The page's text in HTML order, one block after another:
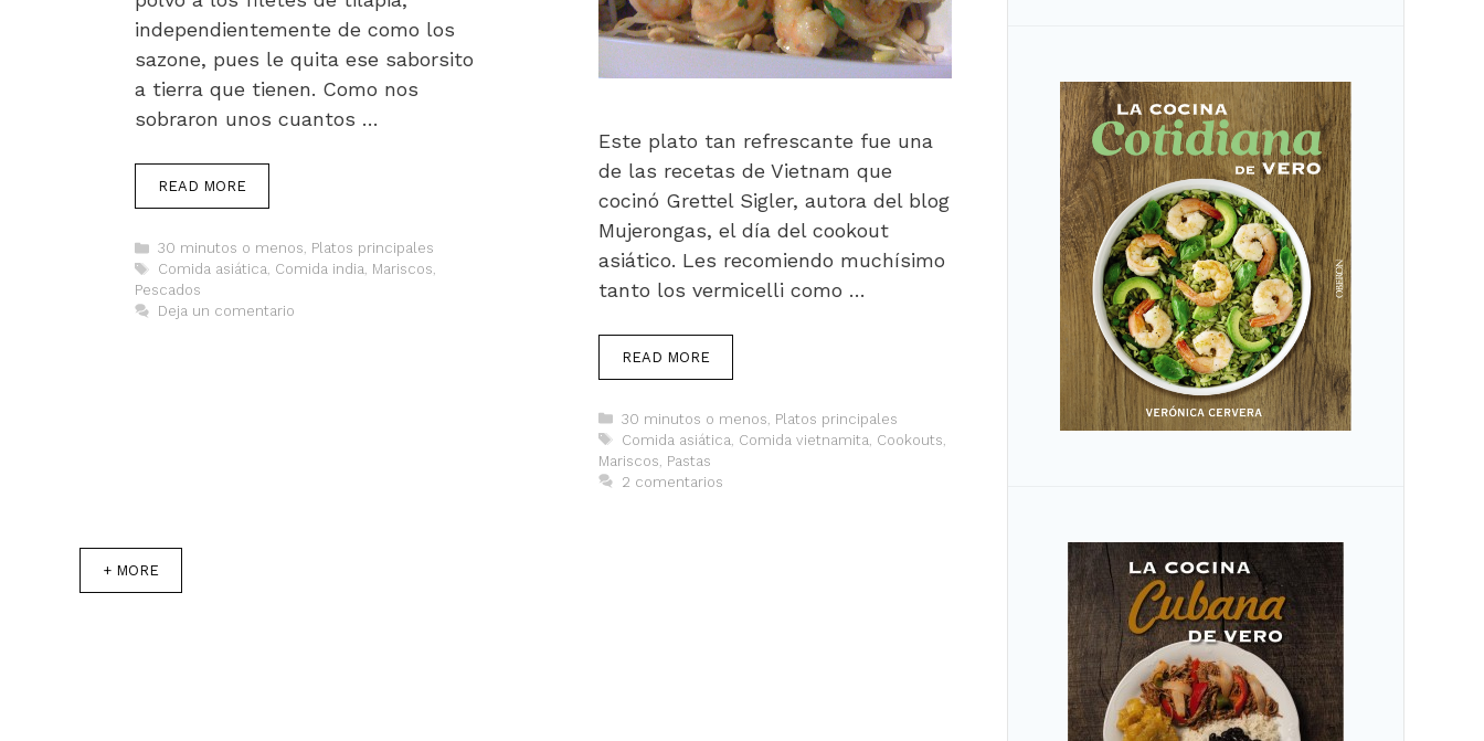
independientemente de como los
sazone, pues le quita ese saborsito
a tierra que tienen. Como nos
sobraron unos cuantos …
READ MORE
Categorías
30 minutos o menos, Platos principales
Etiquetas
Comida asiática, Comida india, Mariscos,
Pescados
Deja un comentario
Este plato tan refrescante fue una
de las recetas de Vietnam que
cocinó Grettel Sigler, autora del blog
Mujerongas, el día del cookout
asiático. Les recomiendo muchísimo
tanto los vermicelli como …
READ MORE
Categorías
30 minutos o menos Platos principales
Etiquetas
Comida asiática Comida vietnamita Cookouts
Mariscos Pastas
2 comentarios
+ MORE